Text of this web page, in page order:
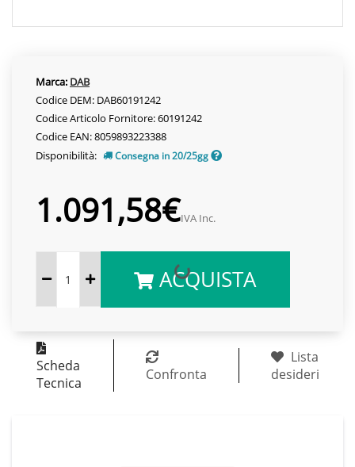
Marca: DAB
Codice DEM: DAB60191242
Codice Articolo Fornitore: 60191242
Codice EAN: 8059893223388
Disponibilità:
Consegna in 20/25gg
1.091,58€IVA Inc.
ACQUISTA
Scheda
Tecnica
Confronta
Lista
desideri